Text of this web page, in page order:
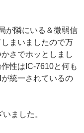
が隣にいる＆微弱信
まいましたので万
さでホッとしまし
性はIC-7610と何も
統一されているの
ました。